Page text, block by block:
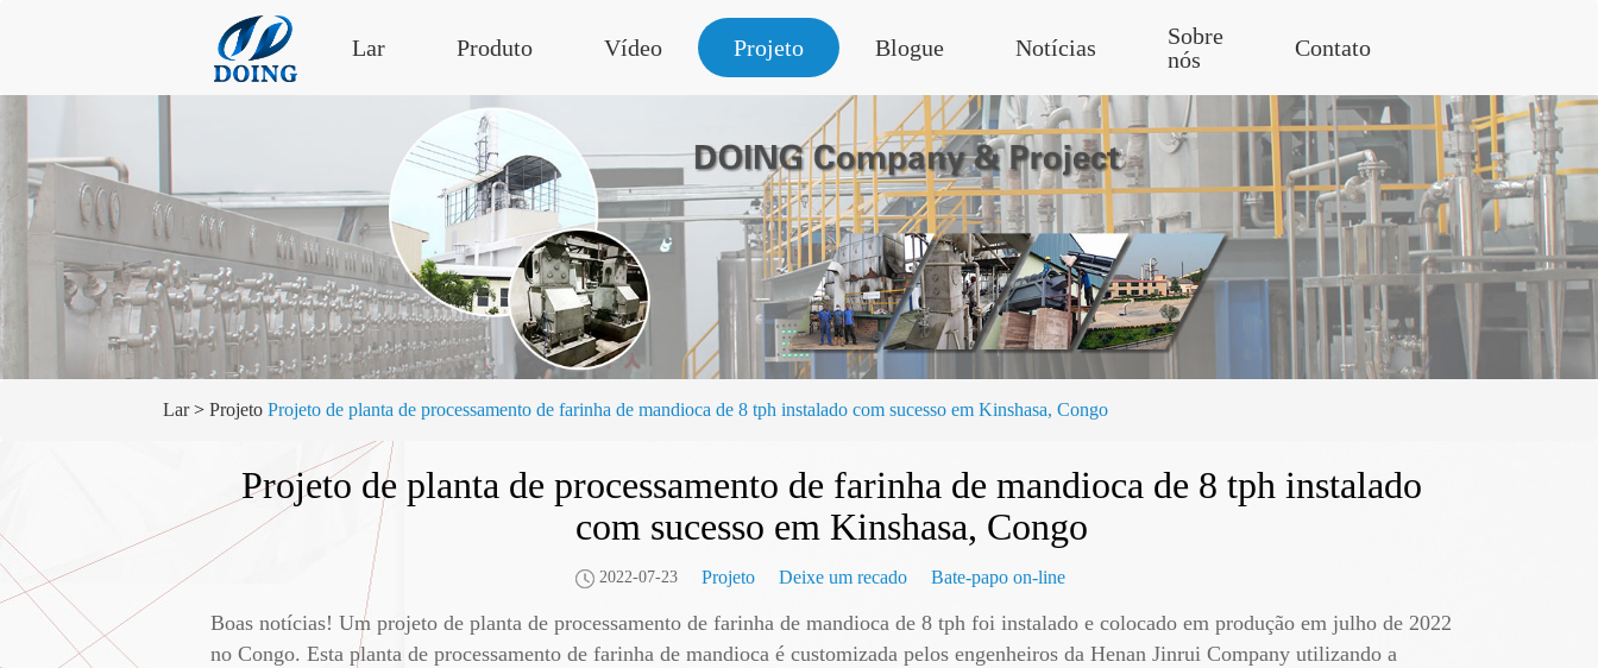
Lar Produto Vídeo Projeto Blogue Notícias
Sobre
nós
Contato
Lar> Projeto Projeto de planta de processamento de farinha de mandioca de 8 tph instalado com sucesso em Kinshasa, Congo
Projeto de planta de processamento de farinha de mandioca de 8 tph instalado
com sucesso em Kinshasa, Congo
2022-07-23 Projeto Deixe um recado Bate-papo on-line
Boas notícias! Um projeto de planta de processamento de farinha de mandioca de 8 tph foi instalado e colocado em produção em julho de 2022
no Congo. Esta planta de processamento de farinha de mandioca é customizada pelos engenheiros da Henan Jinrui Company utilizando a